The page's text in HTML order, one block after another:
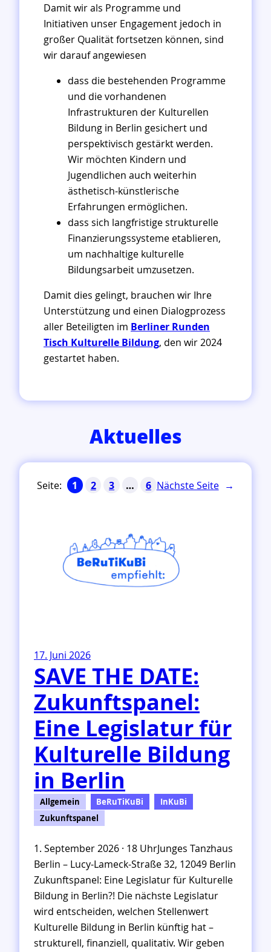
Damit wir als Programme und
Initiativen unser Engagement jedoch in
großer Qualität fortsetzen können, sind
wir darauf angewiesen
dass die bestehenden Programme
und die vorhandenen
Infrastrukturen der Kulturellen
Bildung in Berlin gesichert und
perspektivisch gestärkt werden.
Wir möchten Kindern und
Jugendlichen auch weiterhin
ästhetisch-künstlerische
Erfahrungen ermöglichen.
dass sich langfristige strukturelle
Finanzierungssysteme etablieren,
um nachhaltige kulturelle
Bildungsarbeit umzusetzen.
Damit dies gelingt, brauchen wir Ihre
Unterstützung und einen Dialogprozess
aller Beteiligten im Berliner Runden
Tisch Kulturelle Bildung, den wir 2024
gestartet haben.
Aktuelles
1 2 3 … 6 Nächste Seite →
17. Juni 2026
SAVE THE DATE:
Zukunftspanel:
Eine Legislatur für
Kulturelle Bildung
in Berlin
Allgemein BeRuTiKuBi
InKuBi
Zukunftspanel
1. September 2026 · 18 UhrJunges Tanzhaus
Berlin – Lucy-Lameck-Straße 32, 12049 Berlin
Zukunftspanel: Eine Legislatur für Kulturelle
Bildung in Berlin?! Die nächste Legislatur
wird entscheiden, welchen Stellenwert
Kulturelle Bildung in Berlin künftig hat –
strukturell, finanziell, qualitativ. Wir geben